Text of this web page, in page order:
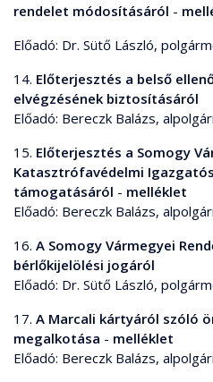
rendelet módosításáról -
Előadó: Dr. Sütő László,
14. Előterjesztés a belső
elvégzésének biztosításáról
Előadó: Bereczk Balázs,
15. Előterjesztés a Somogy
Katasztrófavédelmi
támogatásáról - melléklet
Előadó: Bereczk Balázs,
16. A Somogy Vármegyei
bérlőkijelölési jogáról
Előadó: Dr. Sütő László,
17. A Marcali kártyáról szóló
megalkotása - melléklet
Előadó: Bereczk Balázs,